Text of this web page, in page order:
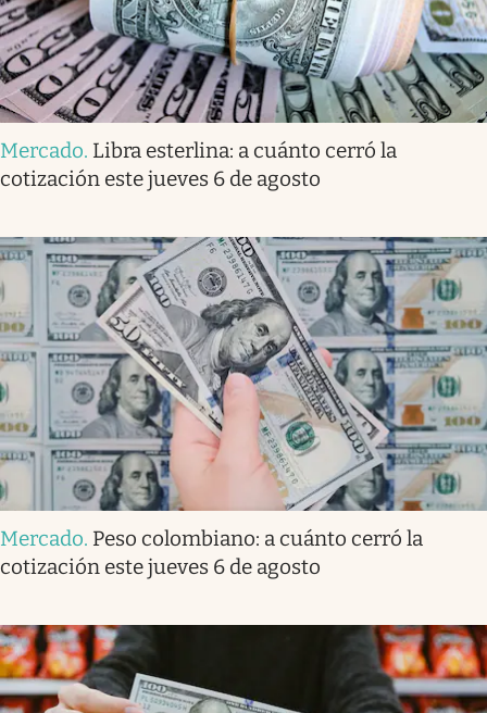
Mercado. Libra esterlina: a cuánto cerró la
cotización este jueves 6 de agosto
Mercado. Peso colombiano: a cuánto cerró la
cotización este jueves 6 de agosto